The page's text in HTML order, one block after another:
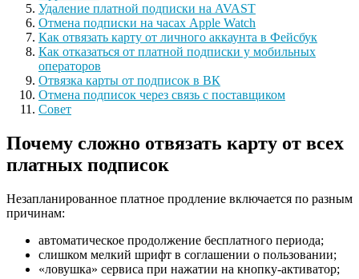
Удаление платной подписки на AVAST
Отмена подписки на часах Apple Watch
Как отвязать карту от личного аккаунта в Фейсбук
Как отказаться от платной подписки у мобильных
операторов
Отвязка карты от подписок в ВК
Отмена подписок через связь с поставщиком
Совет
Почему сложно отвязать карту от всех
платных подписок
Незапланированное платное продление включается по разным
причинам:
автоматическое продолжение бесплатного периода;
слишком мелкий шрифт в соглашении о пользовании;
«ловушка» сервиса при нажатии на кнопку-активатор;